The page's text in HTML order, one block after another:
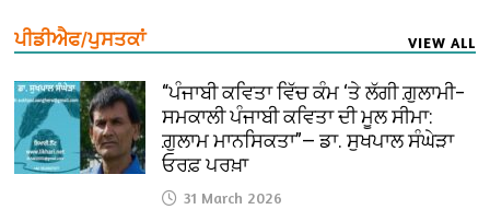
ਪੀਡੀਐਫ/ਪੁਸਤਕਾਂ VIEW ALL
“ਪੰਜਾਬੀ ਕਵਿਤਾ ਵਿੱਚ ਕੰਮ ‘ਤੇ ਲੱਗੀ ਗ਼ੁਲਾਮੀ–
ਸਮਕਾਲੀ ਪੰਜਾਬੀ ਕਵਿਤਾ ਦੀ ਮੂਲ ਸੀਮਾ:
ਗ਼ੁਲਾਮ ਮਾਨਸਿਕਤਾ”— ਡਾ. ਸੁਖਪਾਲ ਸੰਘੇੜਾ
ਓਰਫ਼ ਪਰਖ਼ਾ
31 March 2026